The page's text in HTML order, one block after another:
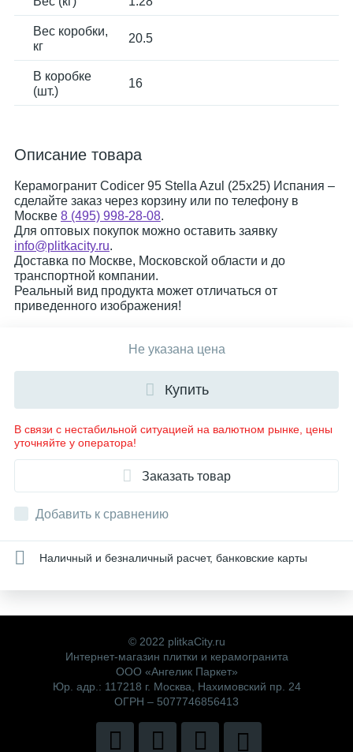
Вес коробки,
кг
20.5
В коробке
(шт.)
16
Описание товара
Керамогранит Codicer 95 Stella Azul (25x25) Испания –
сделайте заказ через корзину или по телефону в
Москве 8 (495) 998-28-08.
Для оптовых покупок можно оставить заявку
info@plitkacity.ru.
Доставка по Москве, Московской области и до
транспортной компании.
Реальный вид продукта может отличаться от
приведенного изображения!
Не указана цена
Купить
В связи с нестабильной ситуацией на валютном рынке, цены
уточняйте у оператора!
Заказать товар
Добавить к сравнению
Наличный и безналичный расчет, банковские карты
© 2022 plitkaCity.ru
Интернет-магазин плитки и керамогранита
ООО «Ангелик Паркет»
Юр. адр.: 117218 г. Москва, Нахимовский пр. 24
ОГРН – 5077746856413